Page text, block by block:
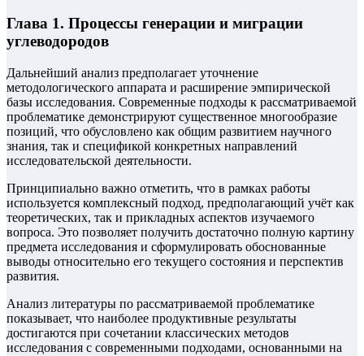
Глава 1. Процессы генерации и миграции
углеводородов
Дальнейший анализ предполагает уточнение
методологического аппарата и расширение эмпирической
базы исследования. Современные подходы к рассматриваемой
проблематике демонстрируют существенное многообразие
позиций, что обусловлено как общим развитием научного
знания, так и спецификой конкретных направлений
исследовательской деятельности.
Принципиально важно отметить, что в рамках работы
используется комплексный подход, предполагающий учёт как
теоретических, так и прикладных аспектов изучаемого
вопроса. Это позволяет получить достаточно полную картину
предмета исследования и сформулировать обоснованные
выводы относительно его текущего состояния и перспектив
развития.
Анализ литературы по рассматриваемой проблематике
показывает, что наиболее продуктивные результаты
достигаются при сочетании классических методов
исследования с современными подходами, основанными на